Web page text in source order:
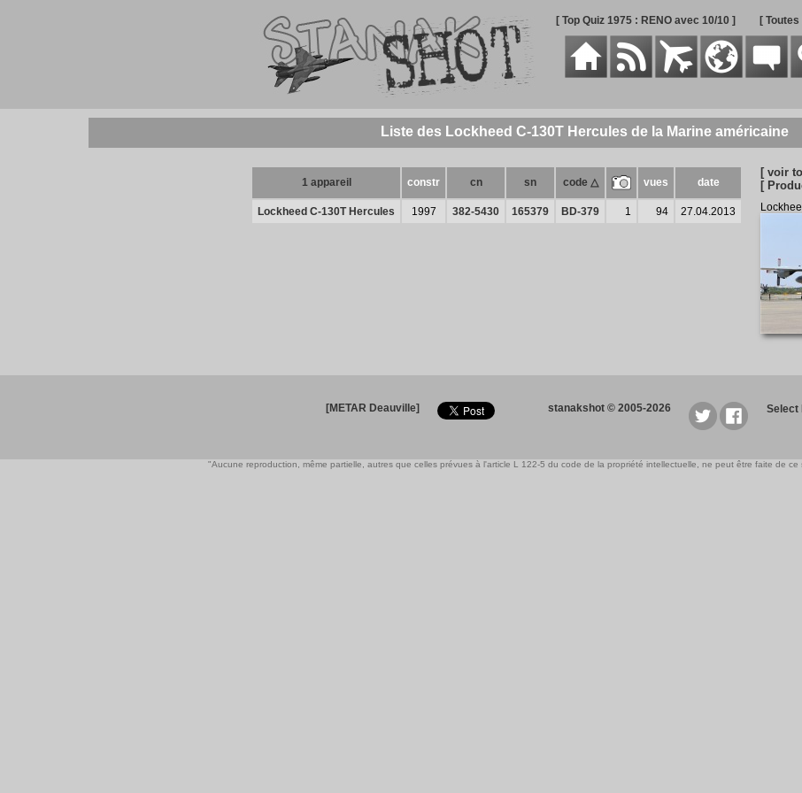
[ Top Quiz 1975 : RENO avec 10/10 ] [
Liste des Lockheed C-130T Hercules de la Marine américaine
1 appareil constr cn sn code △ vues date
Lockheed C-130T Hercules 1997 382-5430 165379 BD-379 1 94 27.04.2013
[ voir
[
[METAR Deauville] stanakshot © 2005-2026 Select
"Aucune reproduction, même partielle, autres que celles prévues à l'article L 122-5 du code de la propriété intellectuelle, ne peut être faite de